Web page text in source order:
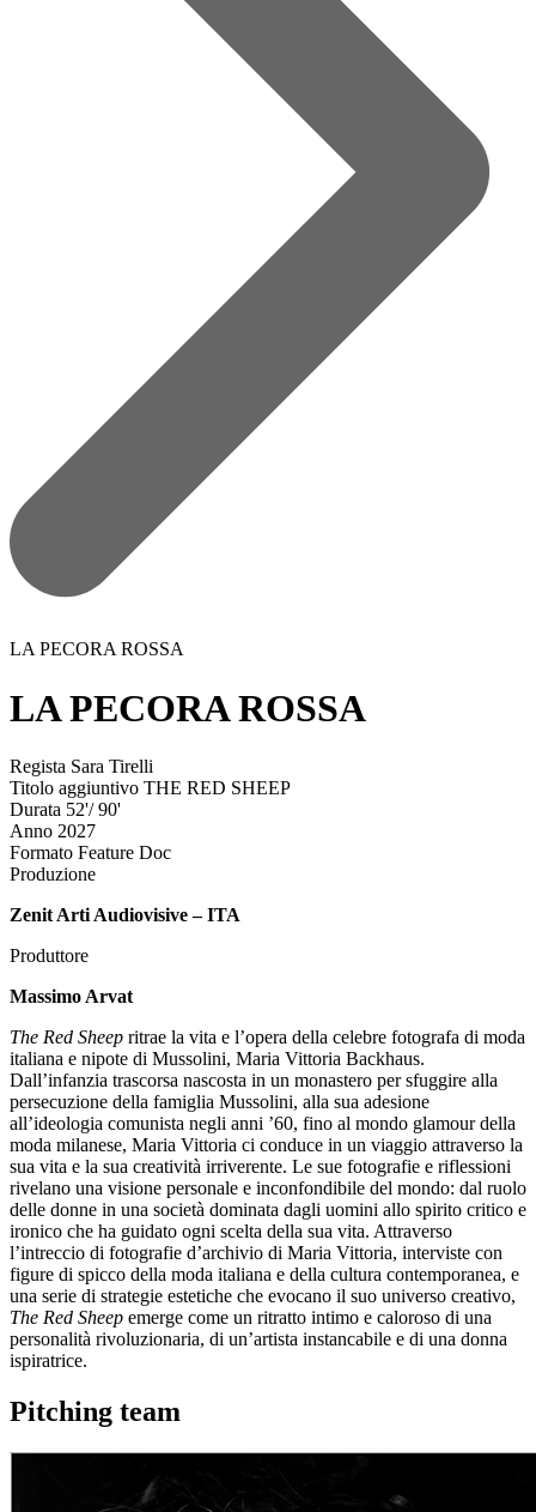
LA PECORA ROSSA
LA PECORA ROSSA
Regista Sara Tirelli
Titolo aggiuntivo THE RED SHEEP
Durata 52'/ 90'
Anno 2027
Formato Feature Doc
Produzione
Zenit Arti Audiovisive – ITA
Produttore
Massimo Arvat
The Red Sheep ritrae la vita e l’opera della celebre fotografa di moda
italiana e nipote di Mussolini, Maria Vittoria Backhaus.
Dall’infanzia trascorsa nascosta in un monastero per sfuggire alla
persecuzione della famiglia Mussolini, alla sua adesione
all’ideologia comunista negli anni ’60, fino al mondo glamour della
moda milanese, Maria Vittoria ci conduce in un viaggio attraverso la
sua vita e la sua creatività irriverente. Le sue fotografie e riflessioni
rivelano una visione personale e inconfondibile del mondo: dal ruolo
delle donne in una società dominata dagli uomini allo spirito critico e
ironico che ha guidato ogni scelta della sua vita. Attraverso
l’intreccio di fotografie d’archivio di Maria Vittoria, interviste con
figure di spicco della moda italiana e della cultura contemporanea, e
una serie di strategie estetiche che evocano il suo universo creativo,
The Red Sheep emerge come un ritratto intimo e caloroso di una
personalità rivoluzionaria, di un’artista instancabile e di una donna
ispiratrice.
Pitching team